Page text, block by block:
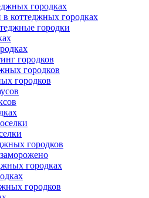
городках
в коттеджных городках
городки
городков
городков
городков
городков
городках
городков